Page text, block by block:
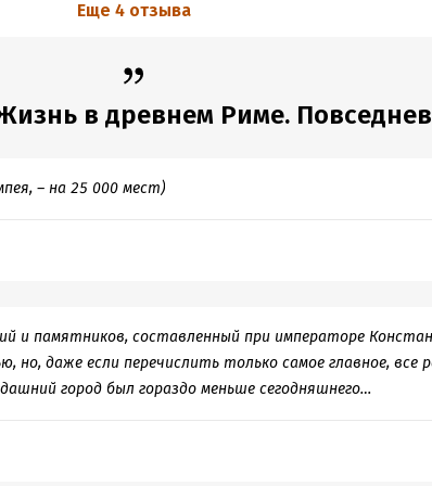
бы выцветшими, потому что они их
подол в соседней комнате, причем оплата увеселения
не считалось, ну выпил мужик вина, что такого. Я
будет, но читать было не очень приятно.
Еще 4 отзыва
в древнем Риме.
– на 25 000 мест)
и памятников, составленный при императоре
но, даже если перечислить только самое главное, все
город был гораздо меньше сегодняшнего…